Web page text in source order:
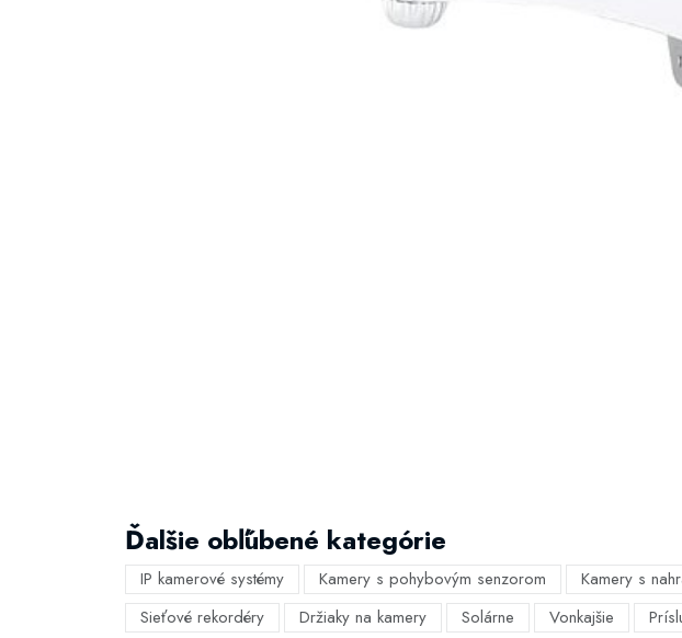
Ďalšie obľúbené kategórie
IP kamerové systémy Kamery s pohybovým senzorom Kamery s
Sieťové rekordéry
Držiaky na kamery Solárne Vonkajšie